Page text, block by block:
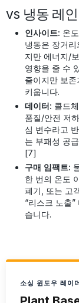
vs 냉동 레
인사이트: 온
냉동은 장거
지만 에너지/
영향을 줄 수
줄이지만 보
키웁니다.
데이터: 콜드
품질/안전 저
심 변수라고
는 부패성 공
[7]
구매 임팩트:
한 번의 온도
폐기, 또는 고
“리스크 노출
습니다.
소싱 윈도우 레이